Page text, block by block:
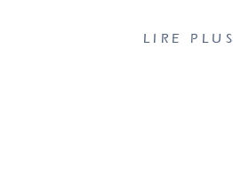
LIRE PLUS